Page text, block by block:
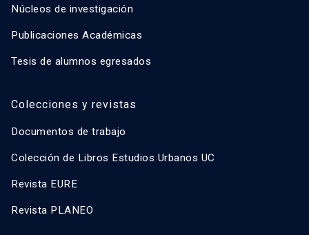
Núcleos de investigación
Publicaciones Académicas
Tesis de alumnos egresados
Colecciones y revistas
Documentos de trabajo
Colección de Libros Estudios Urbanos UC
Revista EURE
Revista PLANEO